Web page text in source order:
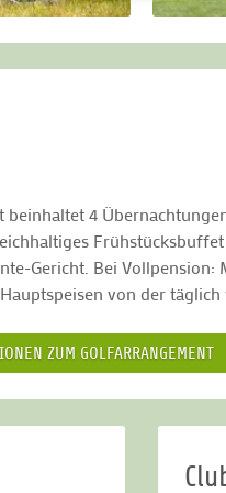
beinhaltet 4
Gericht. Bei
von der täglich
ZUM GOLFARRANGEMENT